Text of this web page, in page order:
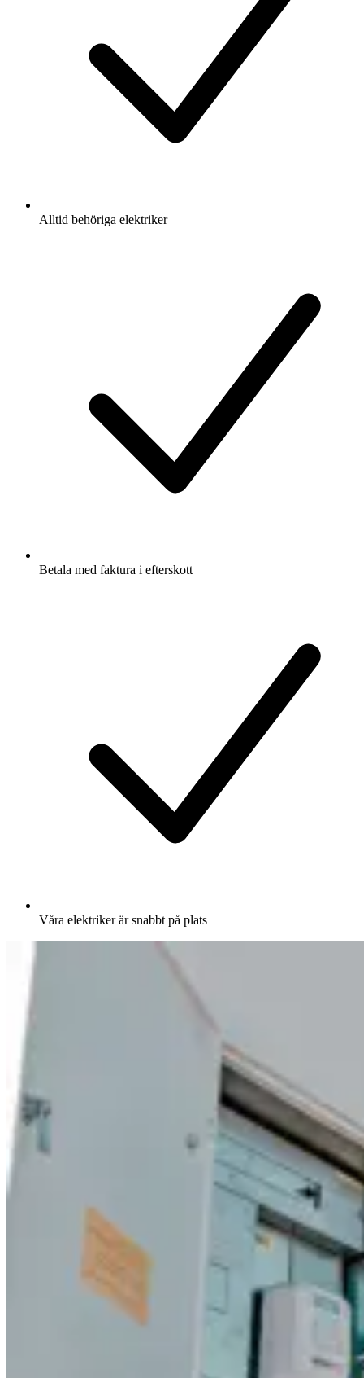
Alltid behöriga elektriker
Betala med faktura i efterskott
Våra elektriker är snabbt på plats